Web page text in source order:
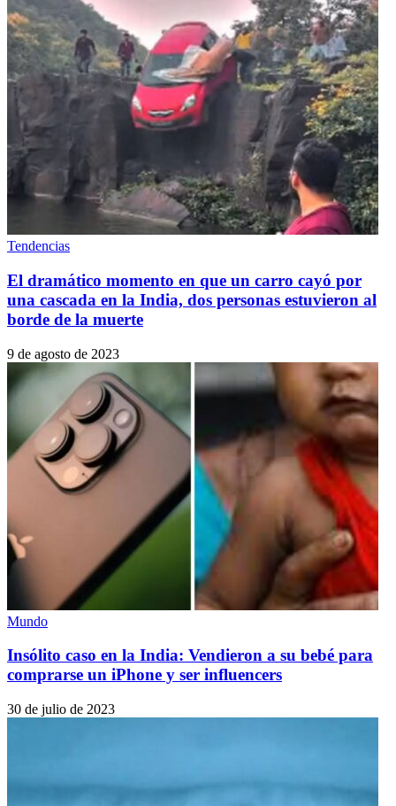
Tendencias
El dramático momento en que un carro cayó por
una cascada en la India, dos personas estuvieron al
borde de la muerte
9 de agosto de 2023
Mundo
Insólito caso en la India: Vendieron a su bebé para
comprarse un iPhone y ser influencers
30 de julio de 2023